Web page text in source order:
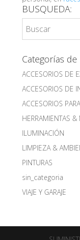
BUSQUEDA:
Categorías
ACCESORIOS DE
ACCESORIOS DE
ACCESORIOS
HERRAMIENTAS
ILUMINACIÓN
LIMPIEZA &
PINTURAS
sin_categoria
VIAJE Y GARAJE